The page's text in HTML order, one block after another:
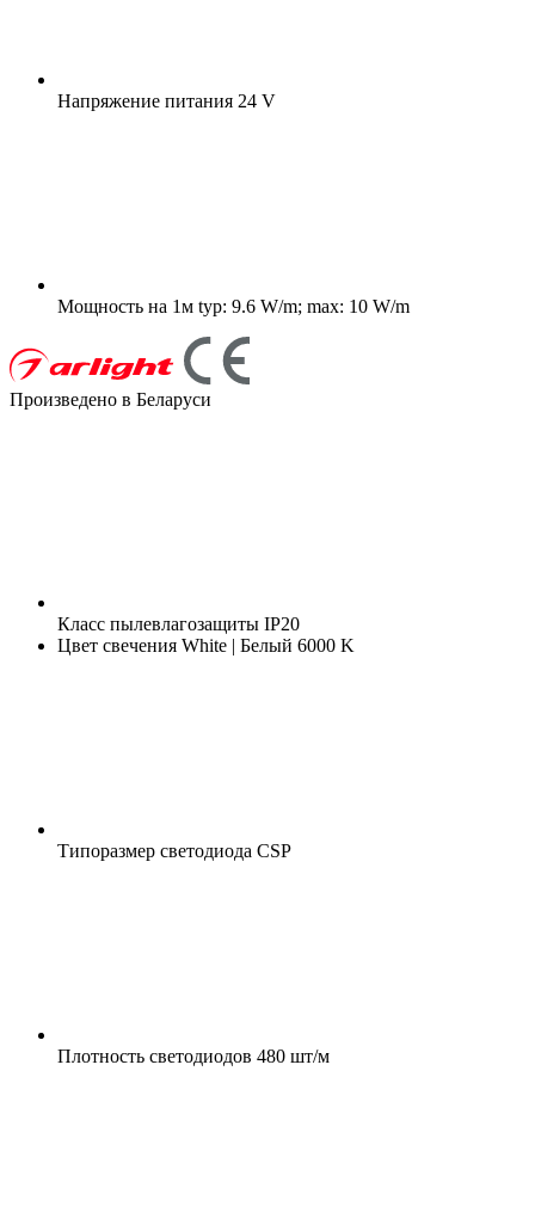
Напряжение питания 24 V
Мощность на 1м typ: 9.6 W/m; max: 10 W/m
Произведено в Беларуси
Класс пылевлагозащиты IP20
Цвет свечения White | Белый 6000 K
Типоразмер светодиода CSP
Плотность светодиодов 480 шт/м